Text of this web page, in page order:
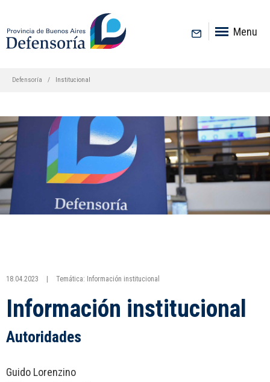
Menu
Defensoría Institucional
18.04.2023 Temática: Información institucional
Información institucional
Autoridades
Guido Lorenzino